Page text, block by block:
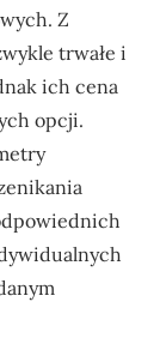
Z
trwałe i
ich cena
opcji.